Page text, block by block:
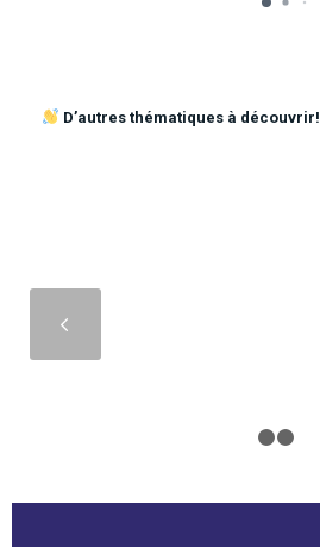
D’autres thématiques à découvrir!